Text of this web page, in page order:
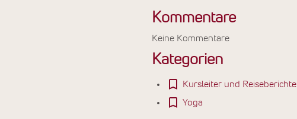
Kommentare
Keine Kommentare
Kategorien
Kursleiter und Reiseberichte
Yoga